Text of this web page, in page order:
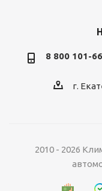
8 800 101-
г.
2010 - 2026